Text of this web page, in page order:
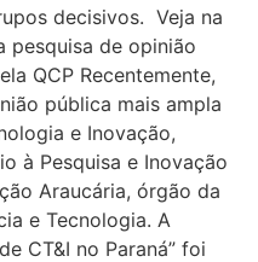
decisivos. Veja na
pesquisa de opinião
QCP Recentemente,
pública mais ampla
e Inovação,
à Pesquisa e Inovação
Araucária, órgão da
e Tecnologia. A
CT&I no Paraná” foi